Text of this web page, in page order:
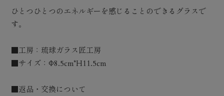
ひとつひとつのエネルギーを感じることのできるグラスで
す。
■工房：琉球ガラス匠工房
■サイズ：Φ8.5cm*H11.5cm
■返品・交換について